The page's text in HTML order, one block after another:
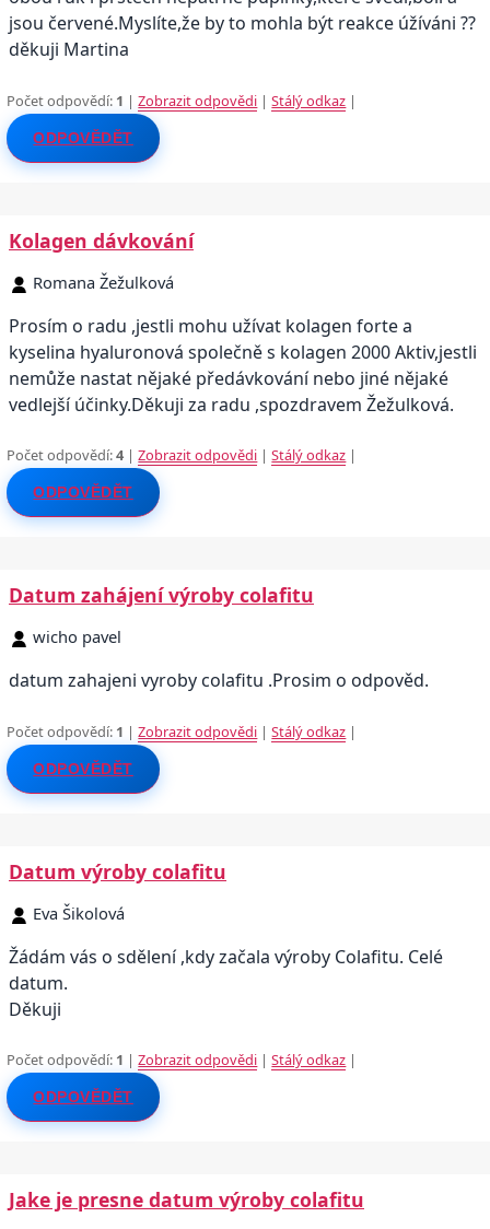
jsou červené.Myslíte,že by to mohla být reakce úžíváni ??
děkuji Martina
Počet odpovědí: 1 |Zobrazit odpovědi |Stálý odkaz |
ODPOVĚDĚT
Kolagen dávkování
Romana Žežulková
Prosím o radu ,jestli mohu užívat kolagen forte a
kyselina hyaluronová společně s kolagen 2000 Aktiv,jestli
nemůže nastat nějaké předávkování nebo jiné nějaké
vedlejší účinky.Děkuji za radu ,spozdravem Žežulková.
Počet odpovědí:4 |Zobrazit odpovědi |Stálý odkaz |
ODPOVĚDĚT
Datum zahájení výroby colafitu
wicho pavel
datum zahajeni vyroby colafitu .Prosim o odpověd.
Počet odpovědí: 1 |Zobrazit odpovědi |Stálý odkaz |
ODPOVĚDĚT
Datum výroby colafitu
Eva Šikolová
Žádám vás o sdělení ,kdy začala výroby Colafitu. Celé
datum.
Děkuji
Počet odpovědí: 1 |Zobrazit odpovědi |Stálý odkaz |
ODPOVĚDĚT
Jake je presne datum výroby colafitu